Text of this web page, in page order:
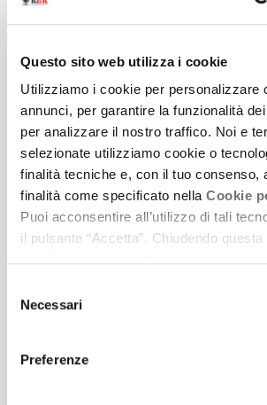
Questo sito web utilizza i cookie
Utilizziamo i cookie per personalizzare
annunci, per garantire la funzionalità
per analizzare il nostro traffico. Noi e
selezionate utilizziamo cookie o
finalità tecniche e, con il tuo consenso,
finalità come specificato nella Cookie
Puoi acconsentire all’utilizzo di tali
il pulsante “Accetta”. Chiudendo
delNecessari
Preferenze
11 Aprile 2015
VERSO MODENA
Un viaggio in regione attraverso la